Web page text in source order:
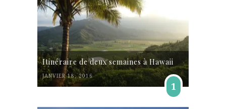
Itinéraire de deux semaines à Hawaii
JANVIER 18, 2016
1